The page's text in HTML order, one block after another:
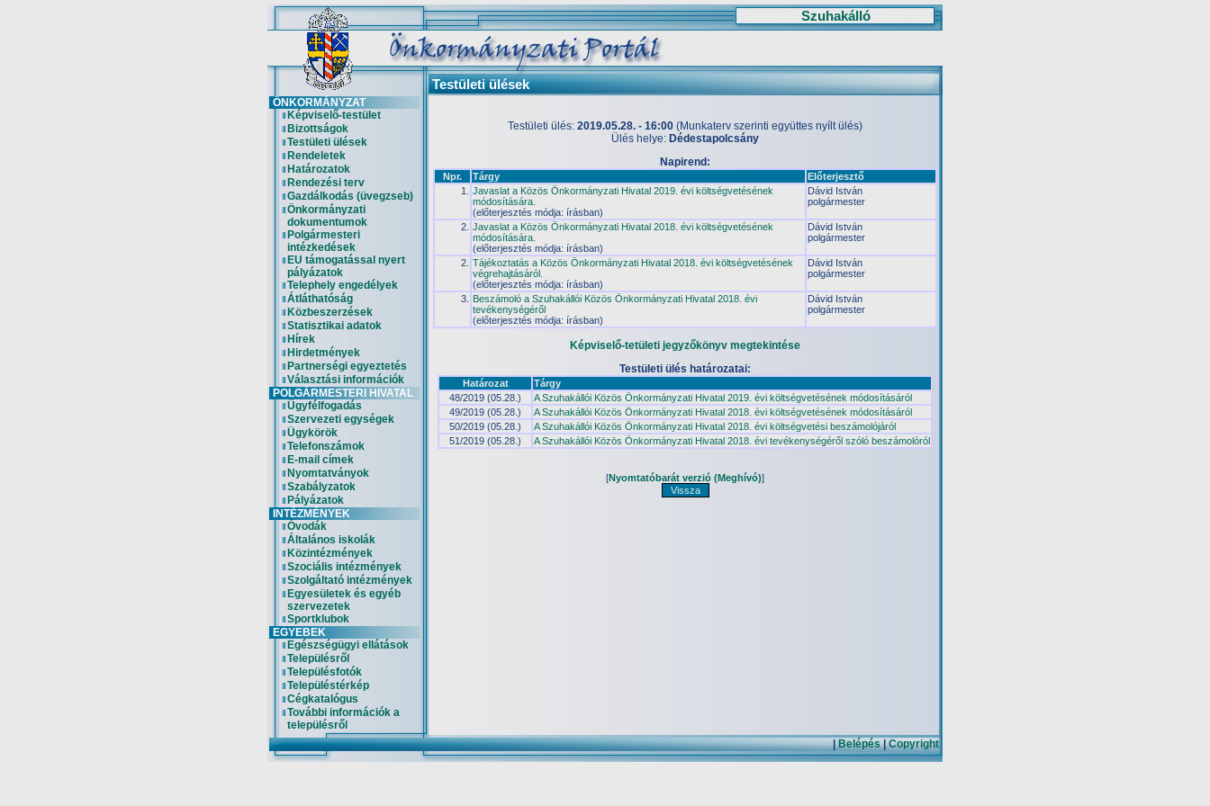
Szuhakálló
Testületi ülések
ÖNKORMÁNYZAT
Képviselő-testület
Bizottságok
Testületi ülések
Rendeletek
Határozatok
Rendezési terv
Gazdálkodás (üvegzseb)
Önkormányzati
dokumentumok
Polgármesteri
intézkedések
EU támogatással nyert
pályázatok
Telephely engedélyek
Átláthatóság
Közbeszerzések
Statisztikai adatok
Hírek
Hirdetmények
Partnerségi egyeztetés
Választási információk
POLGÁRMESTERI HIVATAL
Ügyfélfogadás
Szervezeti egységek
Ügykörök
Telefonszámok
E-mail címek
Nyomtatványok
Szabályzatok
Pályázatok
INTÉZMÉNYEK
Óvodák
Általános iskolák
Közintézmények
Szociális intézmények
Szolgáltató intézmények
Egyesületek és egyéb
szervezetek
Sportklubok
EGYEBEK
Egészségügyi ellátások
Településről
Településfotók
Településtérkép
Cégkatalógus
További információk a
településről
Testületi ülés: 2019.05.28. - 16:00 (Munkaterv szerinti együttes nyílt ülés)
Ülés helye: Dédestapolcsány
Napirend:
Npr. Tárgy
Előterjesztő
1.
Javaslat a Közös Önkormányzati Hivatal 2019. évi költségvetésének
módosítására.
(előterjesztés módja: írásban)
Dávid István
polgármester
2. Javaslat a Közös Önkormányzati Hivatal 2018. évi költségvetésének
módosítására.
(előterjesztés módja: írásban)
Dávid István
polgármester
2. Tájékoztatás a Közös Önkormányzati Hivatal 2018. évi költségvetésének
végrehajtásáról.
(előterjesztés módja: írásban)
Dávid István
polgármester
3.
Beszámoló a Szuhakállói Közös Önkormányzati Hivatal 2018. évi
tevékenységéről
(előterjesztés módja: írásban)
Dávid István
polgármester
Képviselő-tetületi jegyzőkönyv megtekintése
Testületi ülés határozatai:
Határozat
Tárgy
48/2019 (05.28.)
A Szuhakállói Közös Önkormányzati Hivatal 2019. évi költségvetésének módosításáról
49/2019 (05.28.)
A Szuhakállói Közös Önkormányzati Hivatal 2018. évi költségvetésének módosításáról
50/2019 (05.28.)
A Szuhakállói Közös Önkormányzati Hivatal 2018. évi költségvetési beszámolójáról
51/2019 (05.28.)
A Szuhakállói Közös Önkormányzati Hivatal 2018. évi tevékenységéről szóló beszámolóról
[Nyomtatóbarát verzió (Meghívó)]
|Belépés|Copyright